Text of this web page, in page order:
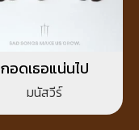
กอดเธอแน่นไป
มนัสวีร์